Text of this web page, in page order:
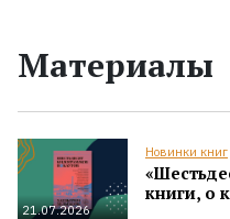
Материалы
21.07.2026
Новинки книг
книги, о